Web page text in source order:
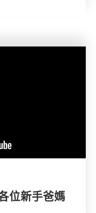
位新手爸媽